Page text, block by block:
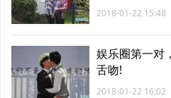
2018-01-22 15:48
娱乐圈第一对
舌吻!
2018-01-22 16:02